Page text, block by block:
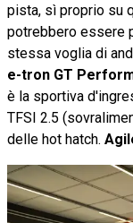
pista, sì proprio su
potrebbero essere
stessa voglia di
e-tron GT
è la sportiva
TFSI 2.5
delle hot hatch.